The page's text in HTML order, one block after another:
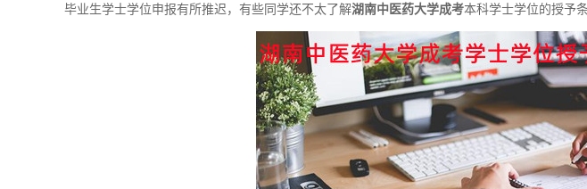
毕业生学士学位申报有所推迟，有些同学还不太了解湖南中医药大学成考本科学士学位的授予